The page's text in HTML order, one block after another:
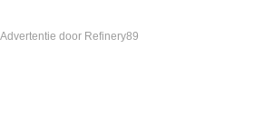
door Refinery89